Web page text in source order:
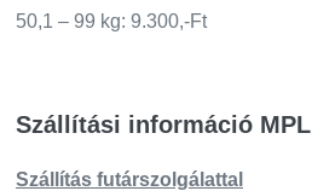
50,1 – 99 kg: 9.300,-Ft
Szállítási információ MPL
Szállítás futárszo lgálattal